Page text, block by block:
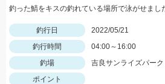
釣行日
2022/05/21
釣行時間
04:00～16:00
釣場
吉良サンライズパーク
ポイント